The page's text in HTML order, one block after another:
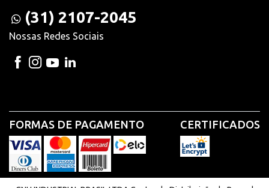
(31) 2107-2045
Nossas Redes Sociais
FORMAS DE PAGAMENTO CERTIFICADOS